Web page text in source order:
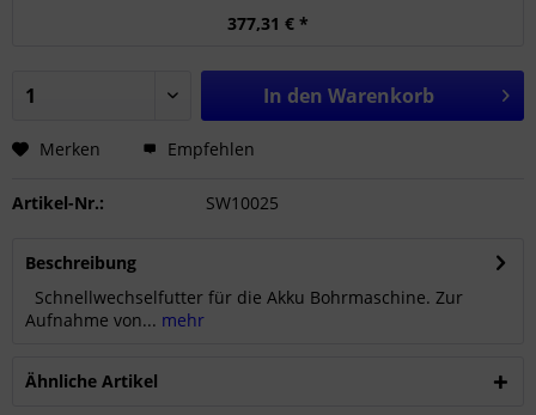
377,31 € *
In den Warenkorb
Merken Empfehlen
Artikel-Nr.: SW10025
Beschreibung
Schnellwechselfutter für die Akku Bohrmaschine. Zur
Aufnahme von... mehr
Ähnliche Artikel